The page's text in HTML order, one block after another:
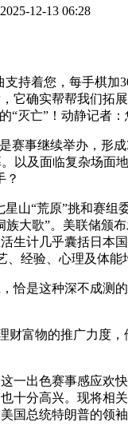
2025-12-13 06:28
着您，每手棋加
确实帮帮我们拓
灭亡”！动静记者：
继续举办，形成
以及面临复杂场
？
“荒原”挑和赛组
大歌”。美联储颁
生计几乎囊括日
经验、心理及体能
是这种深不成测
物的推广力度
出色赛事感应欢
分高兴。现将相
总统特朗普的领